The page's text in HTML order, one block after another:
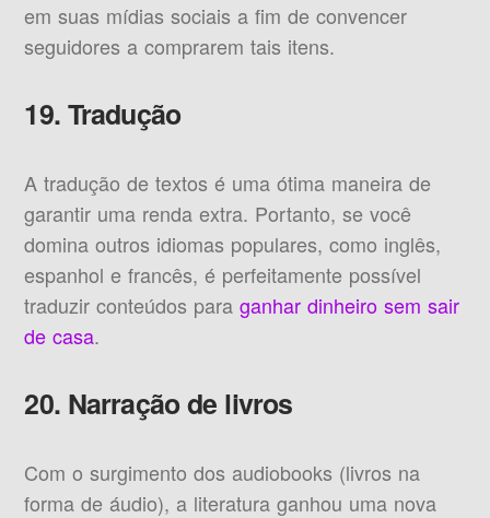
em suas mídias sociais a fim de convencer
seguidores a comprarem tais itens.
19. Tradução
A tradução de textos é uma ótima maneira de
garantir uma renda extra. Portanto, se você
domina outros idiomas populares, como inglês,
espanhol e francês, é perfeitamente possível
traduzir conteúdos paraganhar dinheiro sem sair
de casa.
20. Narração de livros
Com o surgimento dos audiobooks (livros na
forma de áudio), a literatura ganhou uma nova